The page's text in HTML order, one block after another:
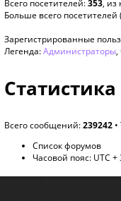
Всего посетителей:353, из
Больше всего посетителей (
Зарегистрированные
Легенда:Администраторы,
Статистика
Всего сообщений:239242
Список форумов
Часовой пояс: UTC +